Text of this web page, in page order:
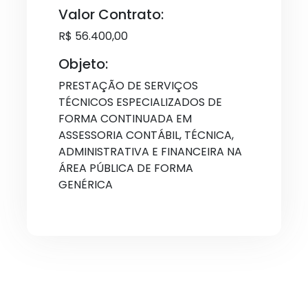
Valor Contrato:
R$ 56.400,00
Objeto:
PRESTAÇÃO DE SERVIÇOS
TÉCNICOS ESPECIALIZADOS DE
FORMA CONTINUADA EM
ASSESSORIA CONTÁBIL, TÉCNICA,
ADMINISTRATIVA E FINANCEIRA NA
ÁREA PÚBLICA DE FORMA
GENÉRICA